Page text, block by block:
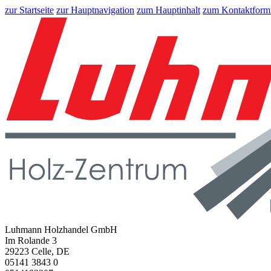
zur Startseite zur Hauptnavigation zum Hauptinhalt zum
Luhmann Holzhandel GmbH
Im Rolande 3
29223 Celle, DE
05141 3843 0